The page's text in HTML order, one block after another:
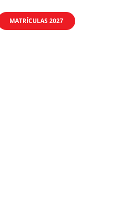
MATRÍCULAS 2027